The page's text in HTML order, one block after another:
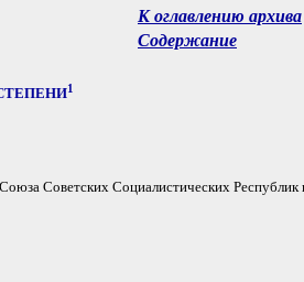
К оглавлению архива
Содержание
1
Советских Социалистических Республик